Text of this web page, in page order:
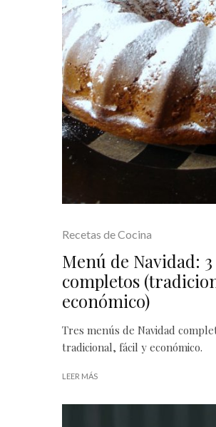
Recetas de Cocina
Menú de Navidad:
completos
económico)
Tres menús de Navidad
tradicional, fácil y económico.
LEER MÁS